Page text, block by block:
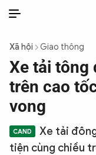
THỜI SỰ
CHỐNG DIỄN BIẾN
CÔNG AN TRONG
Xã hội Giao thông
Xe tải tông
trên cao
vong
Xe tải
tiện cùng chiều